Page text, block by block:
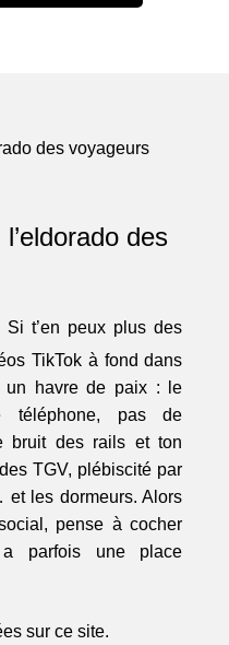
des
t’en peux plus des
TikTok à fond dans
un havre de paix : le
téléphone, pas de
bruit des rails et ton
TGV, plébiscité par
et les dormeurs. Alors
pense à cocher
parfois une place
sur ce site.